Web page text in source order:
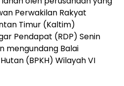
Perwakilan Rakyat
Timur (Kaltim)
Pendapat (RDP) Senin
mengundang Balai
(BPKH) Wilayah VI